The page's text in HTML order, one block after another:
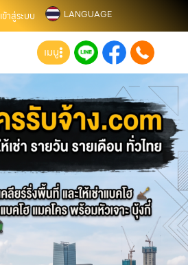
เข้าสู่ระบบ LANGUAGE
เมนู